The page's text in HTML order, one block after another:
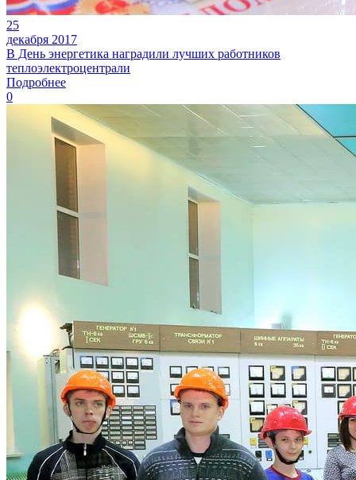
25
декабря 2017
В День энергетика наградили лучших работников
теплоэлектроцентрали
Подробнее
0